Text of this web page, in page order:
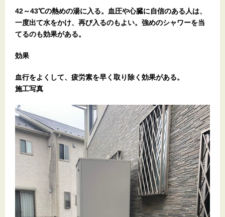
42～43℃の熱めの湯に入る。血圧や心臓に自信のある人は、
一度出て水をかけ、再び入るのもよい。強めのシャワーを当
てるのも効果がある。
効果
血行をよくして、疲労素を早く取り除く効果がある。
施工写真